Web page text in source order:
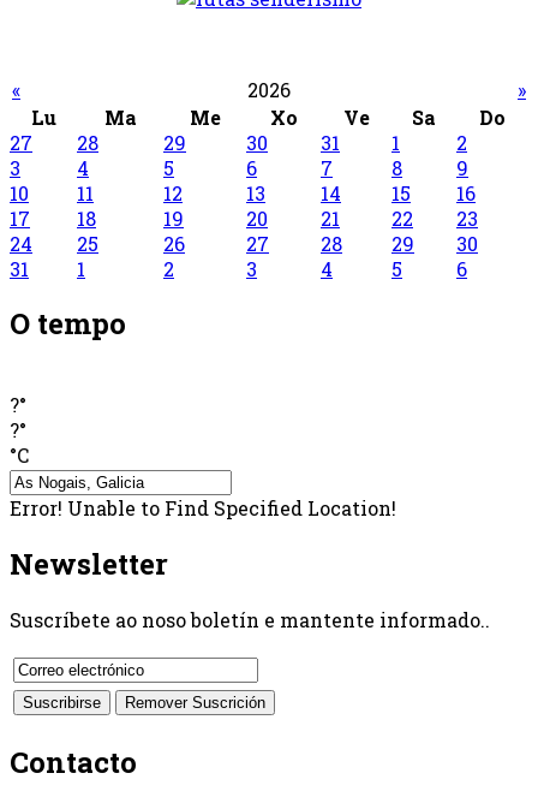
« 2026
»
Lu
Ma Me Xo Ve Sa
Do
27
28 29 30 31 1
2
3
4 5 6 7 8
9
10
11 12 13 14 15
16
17
18 19 20 21 22
23
24
25 26 27 28 29
30
31
1 2 3 4 5 6
O tempo
?°
?°
°C
Error! Unable to Find Specified Location!
Newsletter
Suscríbete ao noso boletín e mantente informado..
Contacto